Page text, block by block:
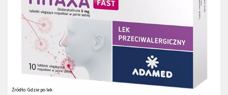
Źródło:Gdzie po lek